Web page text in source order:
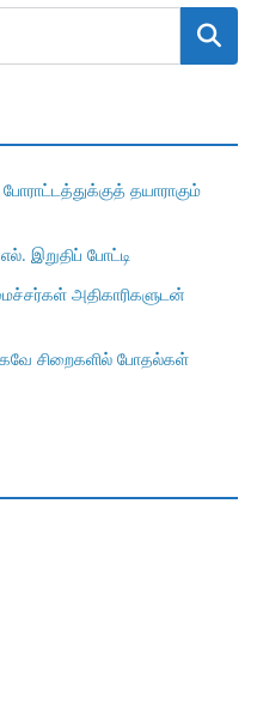
Search
தயாராகும்
இறுதிப் போட்டி
அதிகாரிகளுடன்
சிறைகளில் போதல்கள்